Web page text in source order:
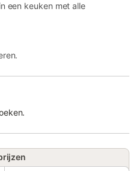
een keuken met alle